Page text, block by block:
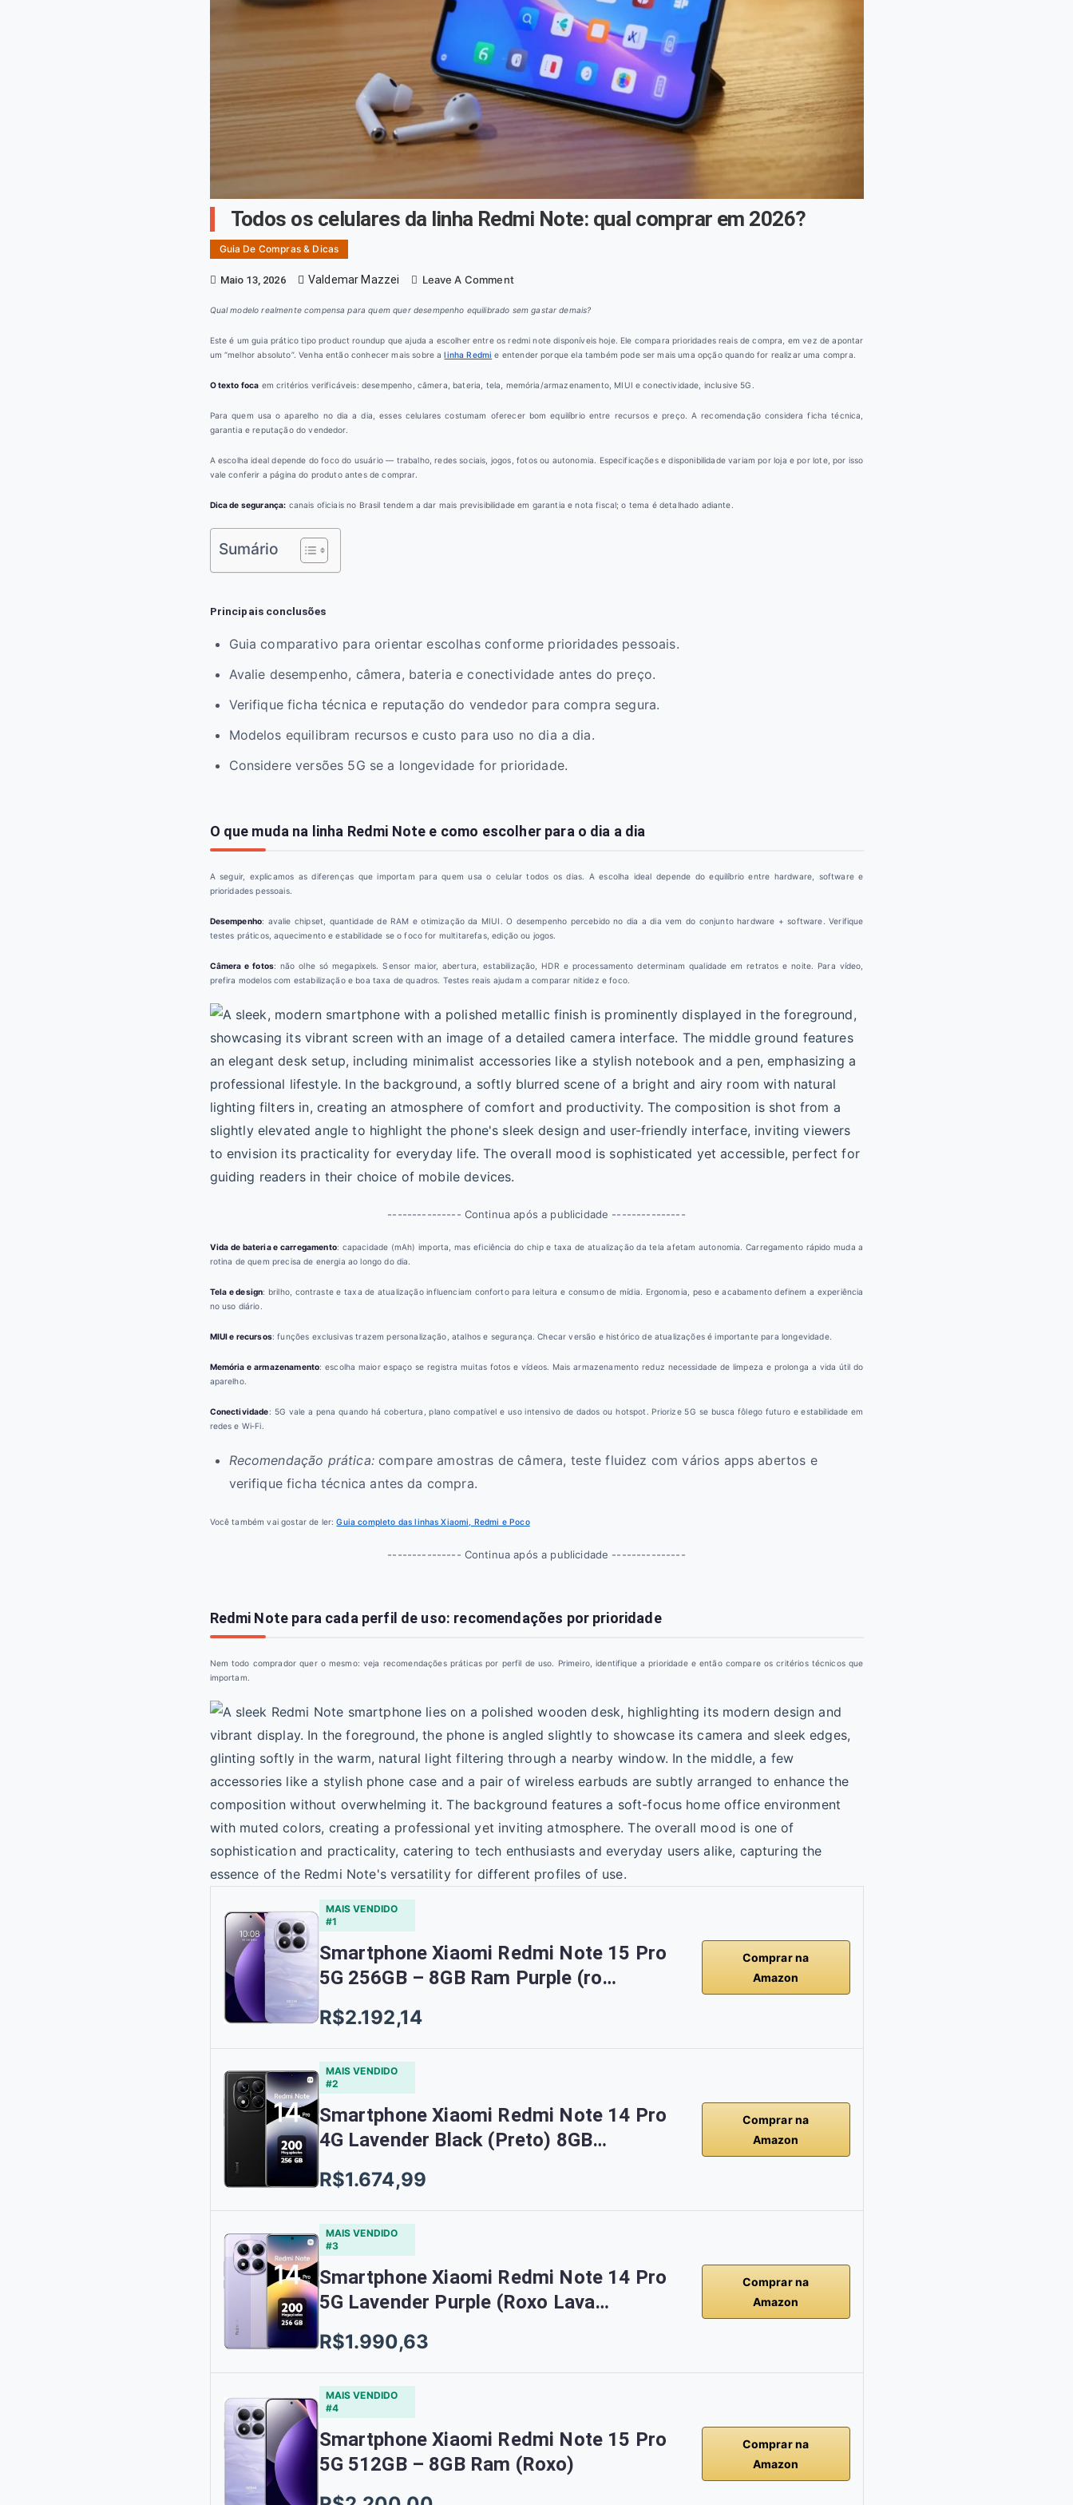
Todos os celulares da linha Redmi Note: qual comprar em 2026?
Guia De Compras & Dicas
Maio 13, 2026 Valdemar Mazzei Leave A CommentOn
Os
Celulares
Da
Note:
Qual modelo realmente compensa para quem quer desempenho equilibrado sem gastar demais?
Este é um guia prático tipo product roundup que ajuda a escolher entre os redmi note disponíveis hoje. Ele compara prioridades reais de compra, em vez de apontar
um “melhor absoluto”. Venha então conhecer mais sobre alinha Redmi e entender porque ela também pode ser mais uma opção quando for realizar uma compra.
O texto foca em critérios verificáveis: desempenho, câmera, bateria, tela, memória/armazenamento, MIUI e conectividade, inclusive 5G.
Para quem usa o aparelho no dia a dia, esses celulares costumam oferecer bom equilíbrio entre recursos e preço. A recomendação considera ficha técnica,
garantia e reputação do vendedor.
A escolha ideal depende do foco do usuário — trabalho, redes sociais, jogos, fotos ou autonomia. Especificações e disponibilidade variam por loja e por lote, por isso
vale conferir a página do produto antes de comprar.
Dica de segurança: canais oficiais no Brasil tendem a dar mais previsibilidade em garantia e nota fiscal; o tema é detalhado adiante.
Sumário
Principais conclusões
Guia comparativo para orientar escolhas conforme prioridades pessoais.
Avalie desempenho, câmera, bateria e conectividade antes do preço.
Verifique ficha técnica e reputação do vendedor para compra segura.
Modelos equilibram recursos e custo para uso no dia a dia.
Considere versões 5G se a longevidade for prioridade.
O que muda na linha Redmi Note e como escolher para o dia a dia
A seguir, explicamos as diferenças que importam para quem usa o celular todos os dias. A escolha ideal depende do equilíbrio entre hardware, software e
prioridades pessoais.
Desempenho: avalie chipset, quantidade de RAM e otimização da MIUI. O desempenho percebido no dia a dia vem do conjunto hardware + software. Verifique
testes práticos, aquecimento e estabilidade se o foco for multitarefas, edição ou jogos.
Câmera e fotos: não olhe só megapixels. Sensor maior, abertura, estabilização, HDR e processamento determinam qualidade em retratos e noite. Para vídeo,
prefira modelos com estabilização e boa taxa de quadros. Testes reais ajudam a comparar nitidez e foco.
--------------- Continua após a publicidade ---------------
Vida de bateria e carregamento: capacidade (mAh) importa, mas eficiência do chip e taxa de atualização da tela afetam autonomia. Carregamento rápido muda a
rotina de quem precisa de energia ao longo do dia.
Tela e design: brilho, contraste e taxa de atualização influenciam conforto para leitura e consumo de mídia. Ergonomia, peso e acabamento definem a experiência
no uso diário.
MIUI e recursos: funções exclusivas trazem personalização, atalhos e segurança. Checar versão e histórico de atualizações é importante para longevidade.
Memória e armazenamento: escolha maior espaço se registra muitas fotos e vídeos. Mais armazenamento reduz necessidade de limpeza e prolonga a vida útil do
aparelho.
Conectividade: 5G vale a pena quando há cobertura, plano compatível e uso intensivo de dados ou hotspot. Priorize 5G se busca fôlego futuro e estabilidade em
redes e Wi‑Fi.
Recomendação prática:compare amostras de câmera, teste fluidez com vários apps abertos e
verifique ficha técnica antes da compra.
Você também vai gostar de ler:Guia completo das linhas Xiaomi, Redmi e Poco
--------------- Continua após a publicidade ---------------
Redmi Note para cada perfil de uso: recomendações por prioridade
Nem todo comprador quer o mesmo: veja recomendações práticas por perfil de uso. Primeiro, identifique a prioridade e então compare os critérios técnicos que
importam.
MAIS VENDIDO
#1
Smartphone Xiaomi Redmi Note 15 Pro
5G 256GB – 8GB Ram Purple (ro…
R$2.192,14
Comprar na
Amazon
MAIS VENDIDO
#2
Smartphone Xiaomi Redmi Note 14 Pro
4G Lavender Black (Preto) 8GB…
R$1.674,99
Comprar na
Amazon
MAIS VENDIDO
#3
Smartphone Xiaomi Redmi Note 14 Pro
5G Lavender Purple (Roxo Lava…
R$1.990,63
Comprar na
Amazon
MAIS VENDIDO
#4
Smartphone Xiaomi Redmi Note 15 Pro
5G 512GB – 8GB Ram (Roxo)
Comprar na
Amazon